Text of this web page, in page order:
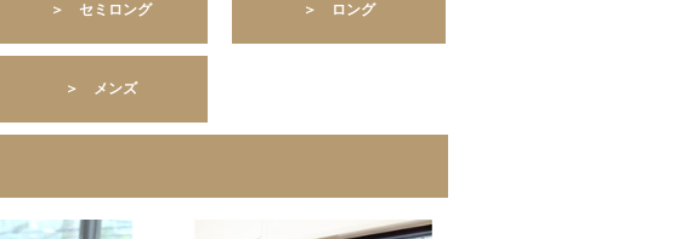
＞ セミロング ＞ ロング
＞ メンズ